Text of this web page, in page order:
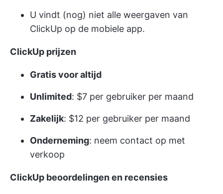
U vindt (nog) niet alle weergaven van
ClickUp op de mobiele app.
ClickUp prijzen
Gratis voor altijd
Unlimited: $7 per gebruiker per maand
Zakelijk: $12 per gebruiker per maand
Onderneming: neem contact op met
verkoop
ClickUp beoordelingen en recensies